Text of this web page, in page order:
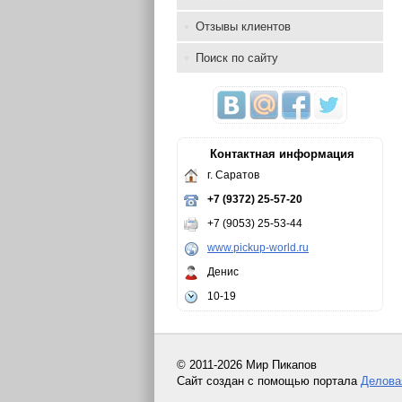
Отзывы клиентов
Поиск по сайту
Контактная информация
г. Саратов
+7 (9372) 25-57-20
+7 (9053) 25-53-44
www.pickup-world.ru
Денис
10-19
© 2011-2026 Мир Пикапов
Сайт создан с помощью портала